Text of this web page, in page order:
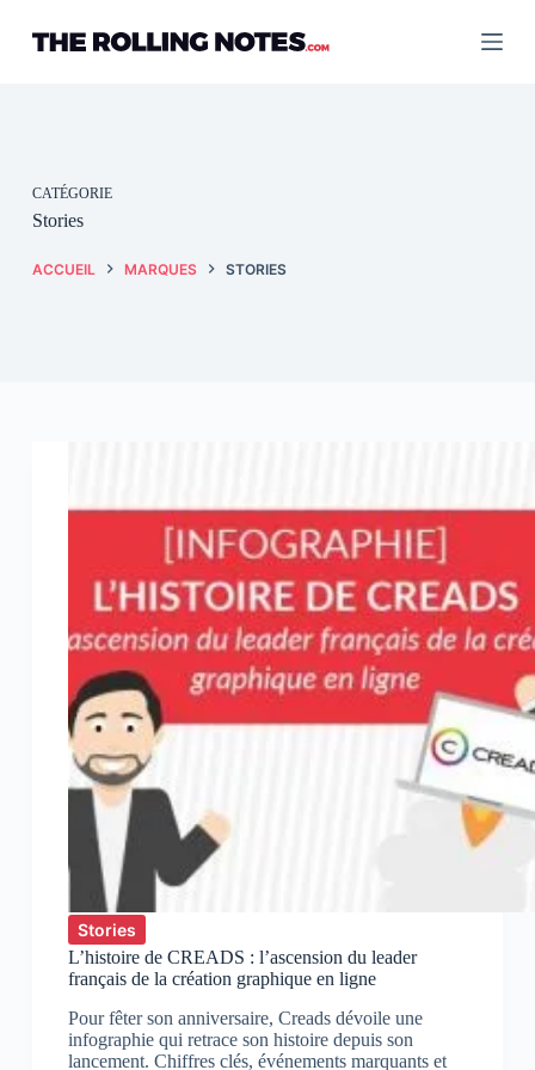
contenu
CATÉGORIE
Stories
ACCUEIL MARQUES STORIES
Stories
L’histoire de CREADS : l’ascension du leader
français de la création graphique en ligne
Pour fêter son anniversaire, Creads dévoile une
infographie qui retrace son histoire depuis son
lancement. Chiffres clés, événements marquants et